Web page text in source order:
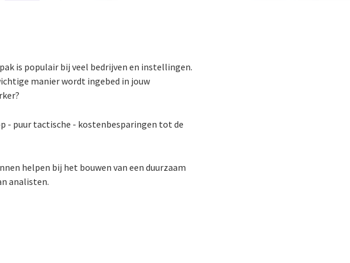
is populair bij veel bedrijven en instellingen.
manier wordt ingebed in jouw
- puur tactische - kostenbesparingen tot de
helpen bij het bouwen van een duurzaam
analisten.